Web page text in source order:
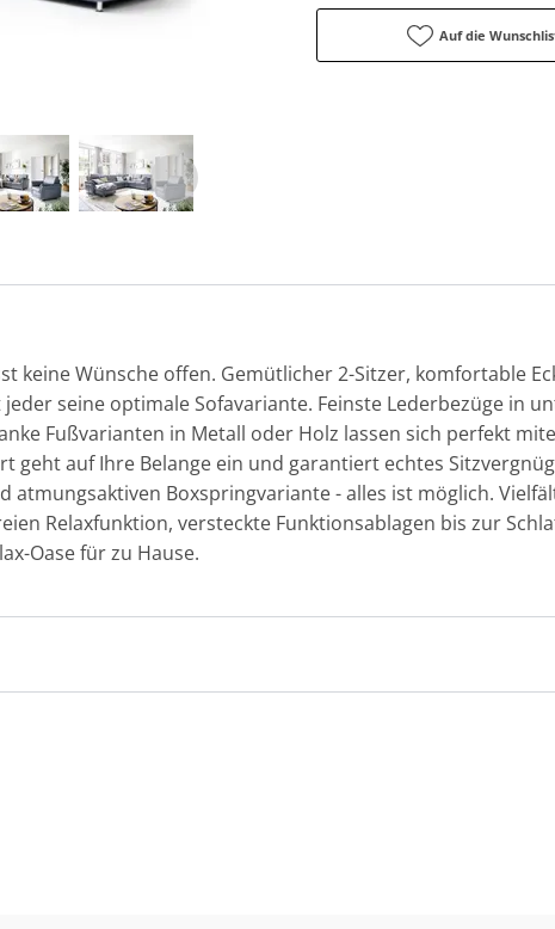
Auf die
keine Wünsche offen. Gemütlicher 2-Sitzer, komfortable
seine optimale Sofavariante. Feinste Lederbezüge in
Fußvarianten in Metall oder Holz lassen sich perfekt
geht auf Ihre Belange ein und garantiert echtes
atmungsaktiven Boxspringvariante - alles ist möglich.
Relaxfunktion, versteckte Funktionsablagen bis zur
Oase für zu Hause.